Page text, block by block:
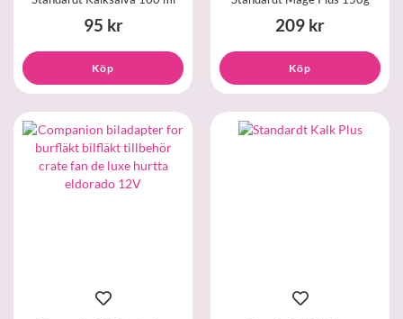
95 kr
Köp
209 kr
Köp